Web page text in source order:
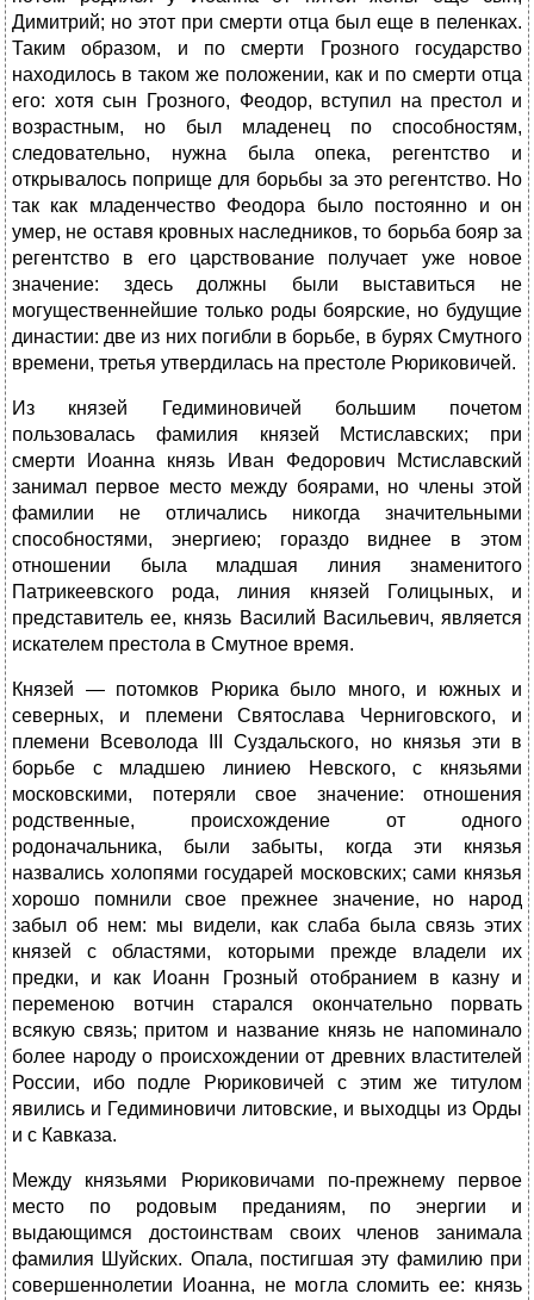
Димитрий; но этот при смерти отца был еще в пеленках.
Таким образом, и по смерти Грозного государство
находилось в таком же положении, как и по смерти отца
его: хотя сын Грозного, Феодор, вступил на престол и
возрастным, но был младенец по способностям,
следовательно, нужна была опека, регентство и
открывалось поприще для борьбы за это регентство. Но
так как младенчество Феодора было постоянно и он
умер, не оставя кровных наследников, то борьба бояр за
регентство в его царствование получает уже новое
значение: здесь должны были выставиться не
могущественнейшие только роды боярские, но будущие
династии: две из них погибли в борьбе, в бурях Смутного
времени, третья утвердилась на престоле Рюриковичей.
Из князей Гедиминовичей большим почетом
пользовалась фамилия князей Мстиславских; при
смерти Иоанна князь Иван Федорович Мстиславский
занимал первое место между боярами, но члены этой
фамилии не отличались никогда значительными
способностями, энергиею; гораздо виднее в этом
отношении была младшая линия знаменитого
Патрикеевского рода, линия князей Голицыных, и
представитель ее, князь Василий Васильевич, является
искателем престола в Смутное время.
Князей — потомков Рюрика было много, и южных и
северных, и племени Святослава Черниговского, и
племени Всеволода III Суздальского, но князья эти в
борьбе с младшею линиею Невского, с князьями
московскими, потеряли свое значение: отношения
родственные, происхождение от одного
родоначальника, были забыты, когда эти князья
назвались холопями государей московских; сами князья
хорошо помнили свое прежнее значение, но народ
забыл об нем: мы видели, как слаба была связь этих
князей с областями, которыми прежде владели их
предки, и как Иоанн Грозный отобранием в казну и
переменою вотчин старался окончательно порвать
всякую связь; притом и название князь не напоминало
более народу о происхождении от древних властителей
России, ибо подле Рюриковичей с этим же титулом
явились и Гедиминовичи литовские, и выходцы из Орды
и с Кавказа.
Между князьями Рюриковичами по-прежнему первое
место по родовым преданиям, по энергии и
выдающимся достоинствам своих членов занимала
фамилия Шуйских. Опала, постигшая эту фамилию при
совершеннолетии Иоанна, не могла сломить ее: князь